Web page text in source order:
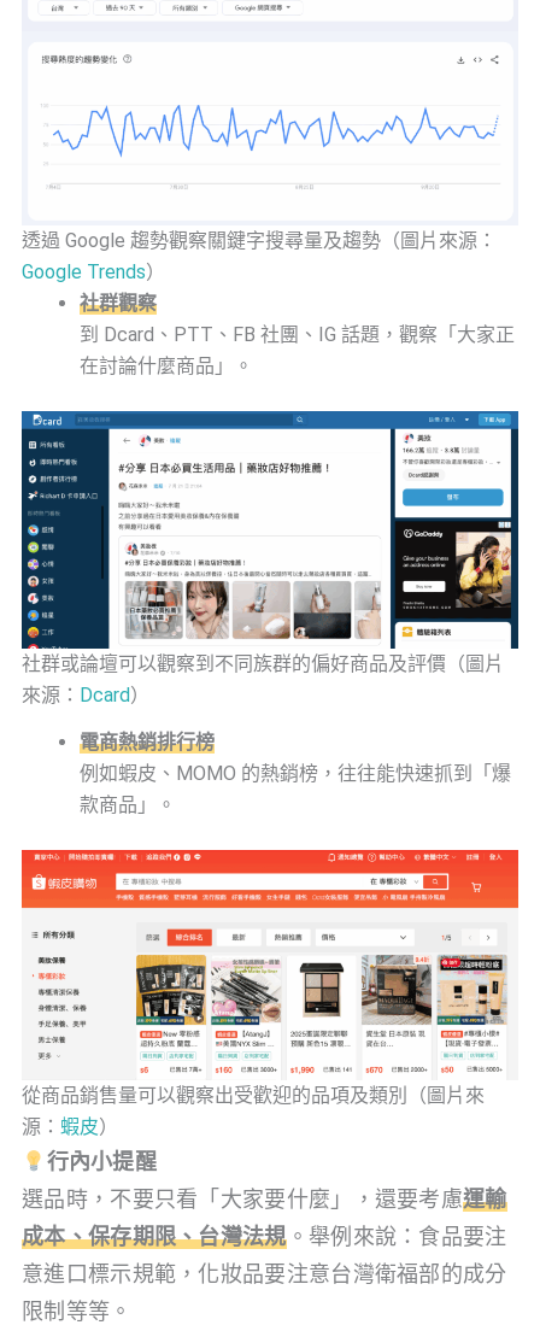
透過 Google 趨勢觀察關鍵字搜尋量及趨勢（圖片來源：
Google Trends）
社群觀察
到 Dcard、PTT、FB 社團、IG 話題，觀察「大家正
在討論什麼商品」。
社群或論壇可以觀察到不同族群的偏好商品及評價（圖片
來源： Dcard）
電商熱銷排行榜
例如蝦皮、MOMO 的熱銷榜，往往能快速抓到「爆
款商品」。
從商品銷售量可以觀察出受歡迎的品項及類別（圖片來
源： 蝦皮）
行內小提醒
選品時，不要只看「大家要什麼」，還要考慮運輸
成本、保存期限、台灣法規。舉例來說：食品要注
意進口標示規範，化妝品要注意台灣衛福部的成分
限制等等。